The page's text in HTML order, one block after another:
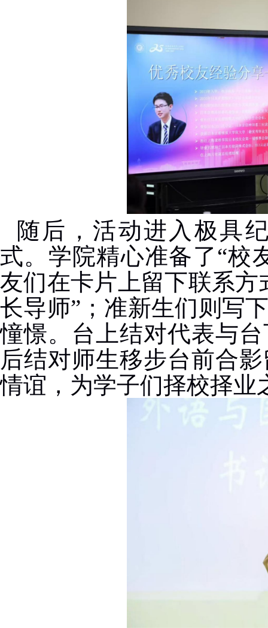
随后，活动进入极具
式。学院精心准备了“校
友们在卡片上留下联系
长导师”；准新生们则写
憧憬。台上结对代表与
后结对师生移步台前合
情谊，为学子们择校择业